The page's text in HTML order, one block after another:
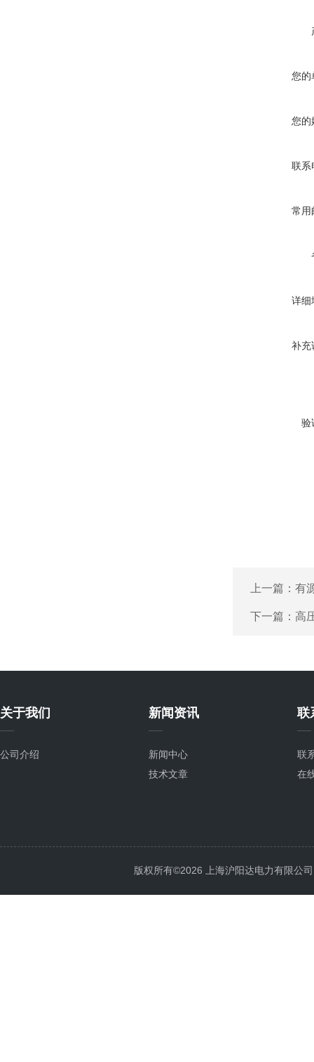
您的
您的
联系
常用
详细
补充
验
上一篇： 有
下一篇： 高
关于我们
公司介绍
新闻资讯
新闻中心
技术文章
联
联
在
版权所有©2026 上海沪阳达电力有限公